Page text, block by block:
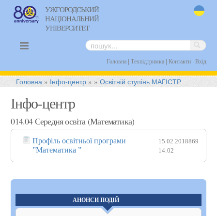
УЖГОРОДСЬКИЙ
НАЦІОНАЛЬНИЙ
УНІВЕРСИТЕТ
Головна| Техпідтримка| Контакти| Вхід
Головна » Інфо-центр » »Освітній ступінь МАГІСТР
Інфо-центр
014.04 Середня освіта (Математика)
Профіль освітньої програми
”Математика ”
15.02.2018
14:02
869
АНОНСИ ПОДІЙ